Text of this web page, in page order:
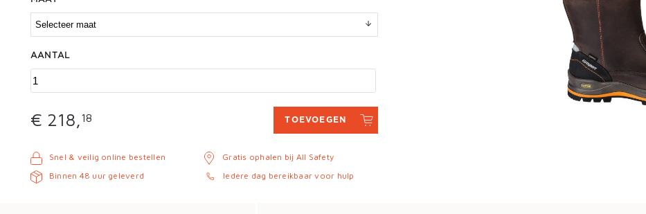
AANTAL
€ 218,18 TOEVOEGEN
Snel & veilig online bestellen
Binnen 48 uur geleverd
Gratis ophalen bij All Safety
Iedere dag bereikbaar voor hulp